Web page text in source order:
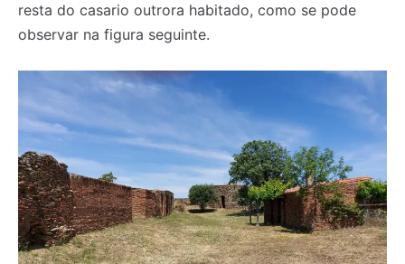
resta do casario outrora habitado, como se pode
observar na figura seguinte.